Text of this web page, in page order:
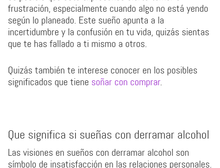
frustración, especialmente cuando algo no está yendo
según lo planeado. Este sueño apunta a la
incertidumbre y la confusión en tu vida, quizás sientas
que te has fallado a ti mismo a otros.
Quizás también te interese conocer en los posibles
significados que tiene soñar con comprar.
Que significa si sueñas con derramar alcohol
Las visiones en sueños con derramar alcohol son
símbolo de insatisfacción en las relaciones personales.